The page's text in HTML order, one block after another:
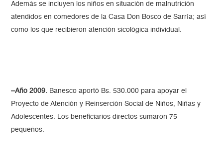
Además se incluyen los niños en situación de malnutrición
atendidos en comedores de la Casa Don Bosco de Sarría; así
como los que recibieron atención sicológica individual.
–Año 2009. Banesco aportó Bs. 530.000 para apoyar el
Proyecto de Atención y Reinserción Social de Niños, Niñas y
Adolescentes. Los beneficiarios directos sumaron 75
pequeños.